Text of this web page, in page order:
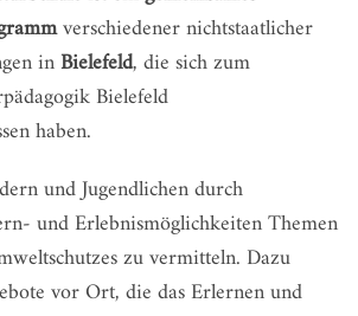
verschiedener nichtstaatlicher
inBielefeld, die sich zum
Bielefeld
haben.
und Jugendlichen durch
und Erlebnismöglichkeiten Themen
zu vermitteln. Dazu
vor Ort, die das Erlernen und